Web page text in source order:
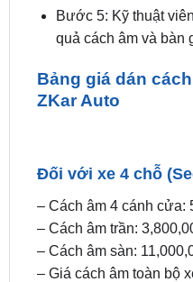
Bước 5: Kỹ thuật
quả cách âm và bàn
Bảng giá dán
ZKar Auto
Đối với xe 4 chỗ
– Cách âm 4 cánh cửa:
– Cách âm trần:
– Cách âm sàn:
– Giá cách âm toàn bộ